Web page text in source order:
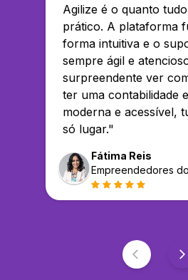
Agilize é o quanto
prático. A plataforma
forma intuitiva e o
sempre ágil e
surpreendente ver
ter uma contabilidade
moderna e acessível,
só lugar."
Fátima Reis
Empreendedores